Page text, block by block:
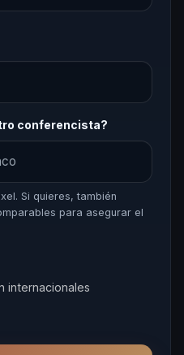
conferencista?
Si quieres, también
para asegurar el
internacionales